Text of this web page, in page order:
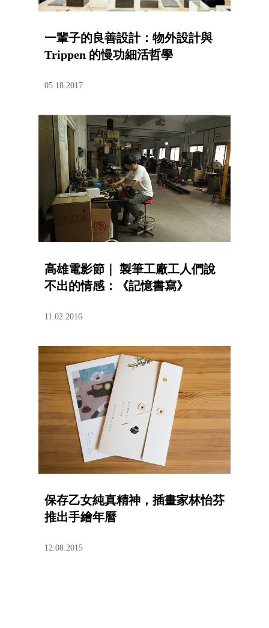
一輩子的良善設計：物外設計與
Trippen 的慢功細活哲學
05.18.2017
高雄電影節｜ 製筆工廠工人們說
不出的情感：《記憶書寫》
11.02.2016
保存乙女純真精神，插畫家林怡芬
推出手繪年曆
12.08.2015